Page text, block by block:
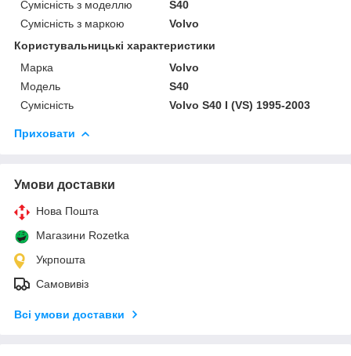
Сумісність з моделлю
S40
Сумісність з маркою
Volvo
Користувальницькі характеристики
Марка
Volvo
Модель
S40
Сумісність
Volvo S40 I (VS) 1995-2003
Приховати
Умови доставки
Нова Пошта
Магазини Rozetka
Укрпошта
Самовивіз
Всі умови доставки